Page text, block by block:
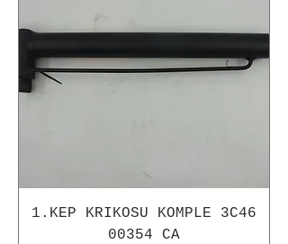
1.KEP KRIKOSU KOMPLE 3C46
00354 CA